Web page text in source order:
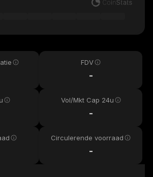
FDV
-
Vol/Mkt Cap 24u
-
Circulerende voorraad
-